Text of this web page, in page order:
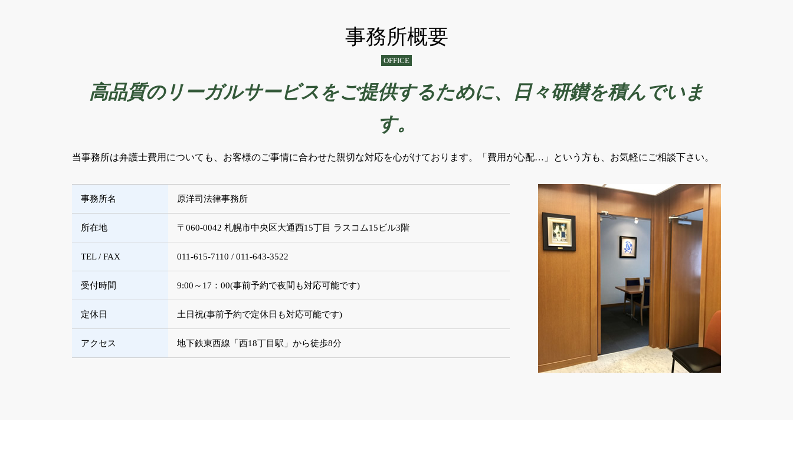
事務所概要
OFFICE
高品質のリーガルサービスをご提供するために、日々研鑚を積んでいま
す。
当事務所は弁護士費用についても、お客様のご事情に合わせた親切な対応を心がけております。「費用が心配…」という方も、お気軽にご相談下さい。
事務所名 原洋司法律事務所
所在地 〒060-0042 札幌市中央区大通西15丁目 ラスコム15ビル3階
TEL / FAX 011-615-7110 / 011-643-3522
受付時間 9:00～17：00(事前予約で夜間も対応可能です)
定休日 土日祝(事前予約で定休日も対応可能です)
アクセス 地下鉄東西線「西18丁目駅」から徒歩8分